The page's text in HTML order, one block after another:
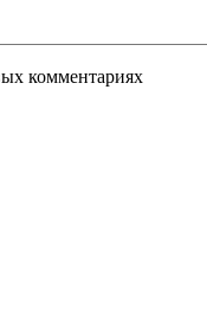
комментариях